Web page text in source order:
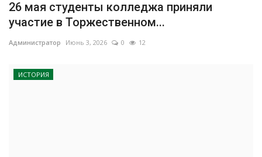
26 мая студенты колледжа приняли
участие в Торжественном...
Администратор Июнь 3, 2026 0 12
ИСТОРИЯ